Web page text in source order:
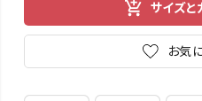
サイズ
お気